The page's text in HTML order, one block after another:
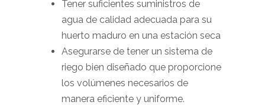
Tener suficientes suministros de
agua de calidad adecuada para su
huerto maduro en una estación seca
Asegurarse de tener un sistema de
riego bien diseñado que proporcione
los volúmenes necesarios de
manera eficiente y uniforme.